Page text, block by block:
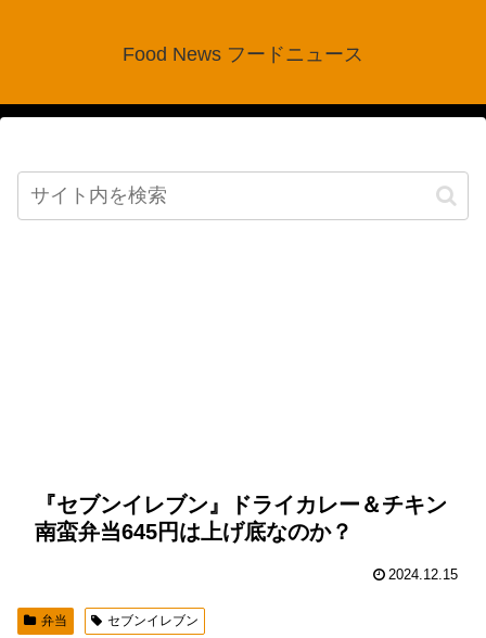
Food News フードニュース
『セブンイレブン』ドライカレー＆チキン
南蛮弁当645円は上げ底なのか？
2024.12.15
弁当 セブンイレブン